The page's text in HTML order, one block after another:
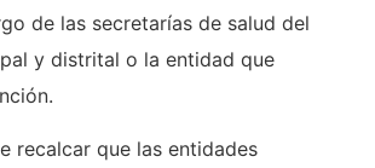
de las secretarías de salud del
y distrital o la entidad que
recalcar que las entidades